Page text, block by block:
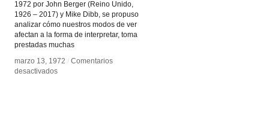
1972 por John Berger (Reino Unido,
1926 – 2017) y Mike Dibb, se propuso
analizar cómo nuestros modos de ver
afectan a la forma de interpretar, toma
prestadas muchas
marzo 13, 1972 / Comentarios
desactivadosen
marzo 13, 1972 / Comentarios
desactivadosen